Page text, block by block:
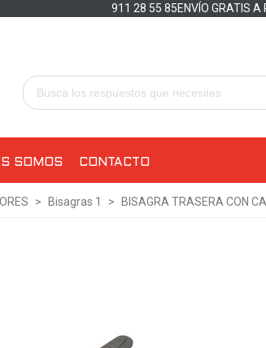
911 28 55 85ENVÍO GRATIS A
SOMOS CONTACTO
> Bisagras 1 > BISAGRA TRASERA CON